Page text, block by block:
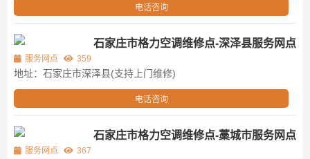
电话咨询
石家庄市格力空调维修点-深泽县服务网点
服务网点 359
地址：石家庄市深泽县(支持上门维修)
电话咨询
石家庄市格力空调维修点-藁城市服务网点
服务网点 367